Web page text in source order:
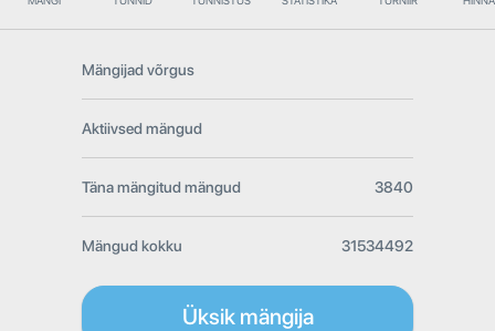
Mängijad võrgus
Aktiivsed mängud
Täna mängitud mängud 3840
Mängud kokku 31534492
Üksik mängija